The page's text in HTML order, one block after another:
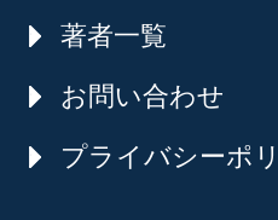
著者一覧
お問い合わせ
プライバシーポ